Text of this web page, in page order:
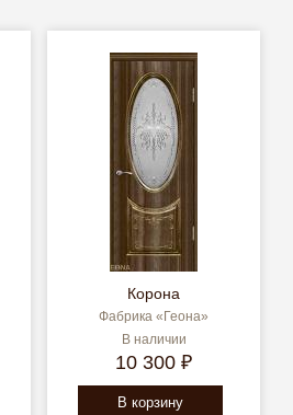
Корона
Фабрика «Геона»
В наличии
10 300 ₽
В корзину